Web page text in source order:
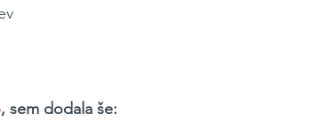
sem dodala še: